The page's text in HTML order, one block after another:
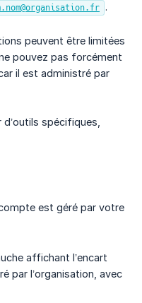
.
peuvent être limitées
pouvez pas forcément
il est administré par
spécifiques,
est géré par votre
affichant l’encart
par l’organisation, avec